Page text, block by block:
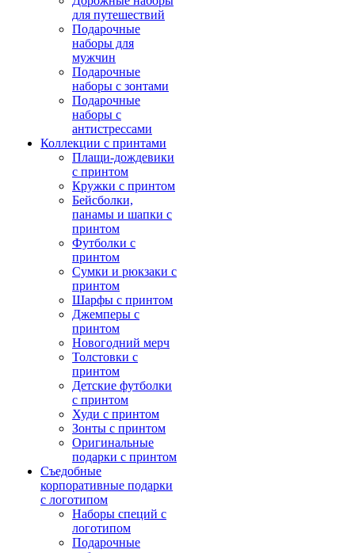
для путешествий
Подарочные
наборы для
мужчин
Подарочные
наборы с зонтами
Подарочные
наборы с
антистрессами
Коллекции с принтами
Плащи-дождевики
с принтом
Кружки с принтом
Бейсболки,
панамы и шапки с
принтом
Футболки с
принтом
Сумки и рюкзаки с
принтом
Шарфы с принтом
Джемперы с
принтом
Новогодний мерч
Толстовки с
принтом
Детские футболки
с принтом
Худи с принтом
Зонты с принтом
Оригинальные
подарки с принтом
Съедобные
корпоративные подарки
с логотипом
Наборы специй с
логотипом
Подарочные